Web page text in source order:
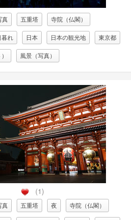
真 五重塔 寺院（仏閣）
暮れ 日本 日本の観光地 東京都
風景（写真）
(1)
真 五重塔 夜 寺院（仏閣）